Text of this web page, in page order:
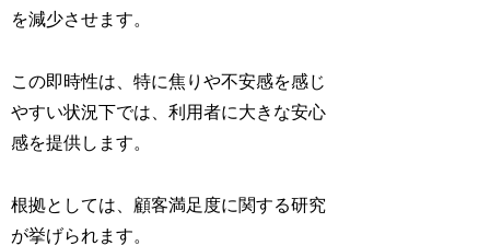
を減少させます。
この即時性は、特に焦りや不安感を感じ
やすい状況下では、利用者に大きな安心
感を提供します。
根拠としては、顧客満足度に関する研究
が挙げられます。